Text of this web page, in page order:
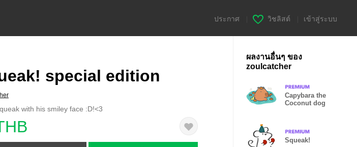
ประกาศ วิชลิสต์ เข้าสู่ระบบ
special edition
with his smiley face :D!<3
ผลงานอื่นๆ ของ
zoulcatcher
Capybara the
Coconut dog
Squeak!